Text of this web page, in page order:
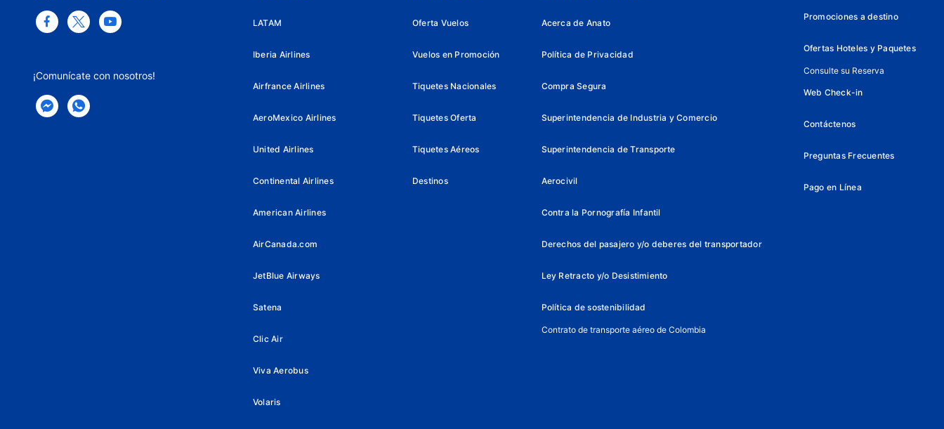
¡Comunícate con nosotros!
LATAM
Iberia Airlines
Airfrance Airlines
AeroMexico Airlines
United Airlines
Continental Airlines
American Airlines
AirCanada.com
JetBlue Airways
Satena
Clic Air
Viva Aerobus
Volaris
Oferta Vuelos
Vuelos en Promoción
Tiquetes Nacionales
Tiquetes Oferta
Tiquetes Aéreos
Destinos
Acerca de Anato
Política de Privacidad
Compra Segura
Superintendencia de Industria y Comercio
Superintendencia de Transporte
Aerocivil
Contra la Pornografía Infantil
Derechos del pasajero y/o deberes del transportador
Ley Retracto y/o Desistimiento
Política de sostenibilidad
Contrato de transporte aéreo de Colombia
Promociones a destino
Ofertas Hoteles y Paquetes
Consulte su Reserva
Web Check-in
Contáctenos
Preguntas Frecuentes
Pago en Línea